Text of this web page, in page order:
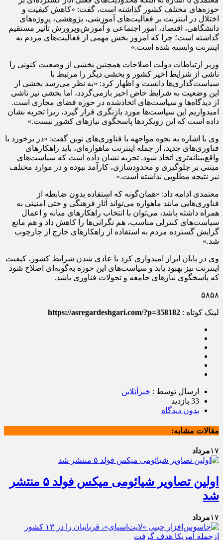
حوزه‌های مختلف کشور گذاشته است، گفت: «کاهش کیفیت و
اختلال در اینترنت بر فعالیت‌های آموزشی، پژوهشی، پروژه‌های
دانشگاهی، اقتصاد، امور اجتماعی و آموزش‌وپرورش تأثیر مستقیم
گذاشته است؛ چرا که امروز بخش مهمی از فعالیت‌های مردم به
اینترنت وابسته شده است.»
وزیر ارتباطات دولت اصلاحات همچنین بخشی از وضعیت کنونی را
ناشی از شرایط اخیر کشور و بخشی دیگر را مرتبط با
سیاست‌گذاری‌ها دانست و اظهار کرد: «به نظر می‌رسد بخشی از
این وضعیت به شرایط خاص اخیر بازمی‌گردد، اما بخشی نیز ناشی
از دیدگاه‌ها و سیاست‌های اتخاذشده در حوزه فضای مجازی است.
امیدواریم این سیاست‌ها مورد بازنگری قرار گیرد، زیرا تجربه نشان
داده است که این رویکردها پاسخگوی نیازهای کشور نیست.»
وی با اشاره به نحوه مواجهه با فناوری‌های نوین گفت: «در برخورد با
فناوری‌های جدید، از جمله اینترنت ماهواره‌ای، باید راهکارهای
واقع‌بینانه‌تری اتخاذ شود. تجربه نشان داده است که سیاست‌های
مبتنی بر جلوگیری و محدودسازی، کارآمد نبوده و در موارد مختلف
نیز نتیجه مطلوبی نداشته است.»
معتمدی ادامه داد: «همان‌گونه که استفاده بدون ضابطه از
فناوری‌هایی مانند ماهواره می‌تواند آثار فرهنگی و حتی امنیتی به
همراه داشته باشد، می‌توان با انتخاب راهکارهای میانه و اعمال
سیاست‌های کنترلی مناسب، هم نگرانی‌ها را کاهش داد و هم مانع
گرایش گسترده مردم به استفاده از راهکارهای خارج از چارچوب
شد.»
وی در پایان ابراز امیدواری کرد با عادی شدن شرایط کشور، کیفیت
اینترنت نیز بهبود یابد و سیاست‌های این حوزه به‌گونه‌ای اصلاح شود
که پاسخگوی نیازهای جامعه و تحولات فناوری باشد.
۵۸۵۸
لینک کوتاه : https://asregardeshgari.com/?p=358182
ارسال توسط : خبرآنلاین
33 بازدید
بدون دیدگاه
مقالات مشابه:
۱۷مرداد
اولین تصاویر شیائومی میکس فولد ۵ منتشر
شد
۱۷مرداد